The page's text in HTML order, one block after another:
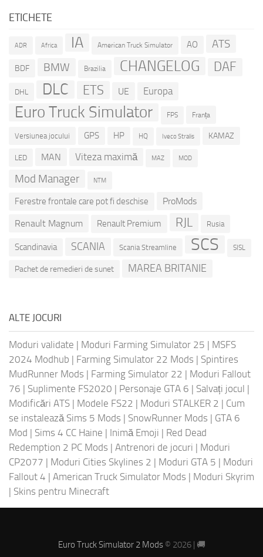
ETICHETE
ADR Africa IA American Truck Simulator AO ATS
BDF BMW Brazilia CHANGELOG DAF
DHL DLC ETS UE Europa
Euro Truck Simulator FPS Franța
Versiunea jocului GPS HP HQ Iveco Stralis KAMAZ
LED MAN Viteza maximă MAZ MOD
Mod Manager NTM
Ferestre frontale care pot fi deschise
ProMods
Renault Magnum
Renault Premium RJL Rusia
Scandinavia SCANIA Scania Streamline SCS SISL
Pachet de remedieri de sunet MAREA BRITANIE
ALTE JOCURI
Moduri validate | Moduri Farming Simulator 25 | MSFS
2024 Modhub | Farming Simulator 22 Mods | Spintires
MudRunner Mods | Farming Simulator 22 | Moduri Fallout
76 | Suplimente FS2020 | Personaje GTA 6 | Salvați jocul |
Modificări ATS | Modele FS22 | Moduri STALKER 2 | Cum
se instalează Sims 5 Mods | SnowRunner Mods | GTA 6
Mod | Sims 4 CC Haine | Inimă Emoji | Red Dead
Redemption 2 PC Mods | Antrenori de jocuri | Moduri
CP2077 | Moduri Cities Skylines 2 | Moduri GTA 5 | Moduri
Fallout 4 | American Truck Simulator Mods | Moduri Skyrim
| Skins pentru Minecraft
Euro Truck Simulator 2 Mods© 2026 | 🚚